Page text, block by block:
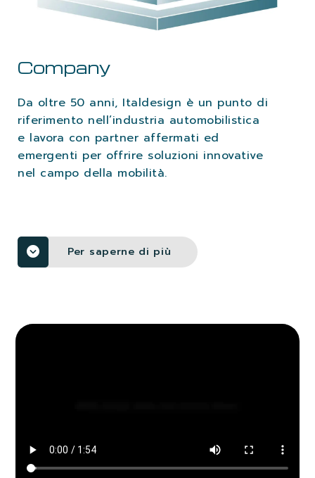
LAVORA CON NOI
CONTATTI
Company
Da oltre 50 anni, Italdesign è un punto di
riferimento nell’industria automobilistica
e lavora con partner affermati ed
emergenti per offrire soluzioni innovative
nel campo della mobilità.
Per saperne di più